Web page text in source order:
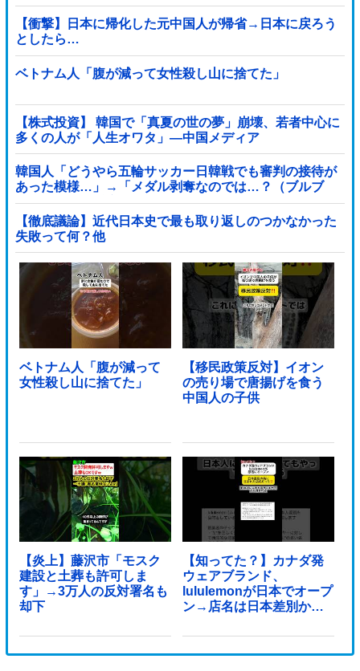
【衝撃】日本に帰化した元中国人が帰省→日本に戻ろう
としたら…
ベトナム人「腹が減って女性殺し山に捨てた」
【株式投資】 韓国で「真夏の世の夢」崩壊、若者中心に
多くの人が「人生オワタ」―中国メディア
韓国人「どうやら五輪サッカー日韓戦でも審判の接待が
あった模様…」→「メダル剥奪なのでは…？（ブルブ
ル」＝韓国の反応
【徹底議論】近代日本史で最も取り返しのつかなかった
失敗って何？他
ベトナム人「腹が減って
女性殺し山に捨てた」
【移民政策反対】イオン
の売り場で唐揚げを食う
中国人の子供
【炎上】藤沢市「モスク
建設と土葬も許可しま
す」→3万人の反対署名も
却下
【知ってた？】カナダ発
ウェアブランド、
lululemonが日本でオープ
ン→店名は日本差別から